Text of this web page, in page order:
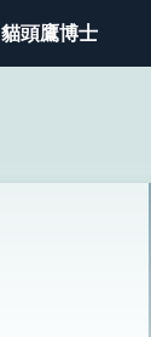
貓頭鷹博士